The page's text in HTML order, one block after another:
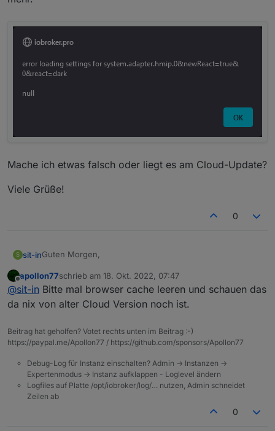
Mache ich etwas falsch oder liegt es am Cloud-Update?
Viele Grüße!
0
S sit-inGuten Morgen,
Bin neu hier in Eurem Forum :)
Ich war seit gut 2-3 Wochen nicht mehr über die Cloud
Einstellungen vieler Instanzen nicht mehr zugreifen kann
und auch die Vis läuft unter
iobroker.pro:8082
mehr.
Offline
apollon77schrieb am 18. Okt. 2022, 07:47
zuletzt editiert von
@sit-in Bitte mal browser cache leeren und schauen das
da nix von alter Cloud Version noch ist.
Beitrag hat geholfen? Votet rechts unten im Beitrag :-)
https://paypal.me/Apollon77 / https://github.com/sponsors/Apollon77
Debug-Log für Instanz einschalten? Admin -> Instanzen ->
Expertenmodus -> Instanz aufklappen - Loglevel ändern
Logfiles auf Platte /opt/iobroker/log/… nutzen, Admin schneidet
Zeilen ab
0